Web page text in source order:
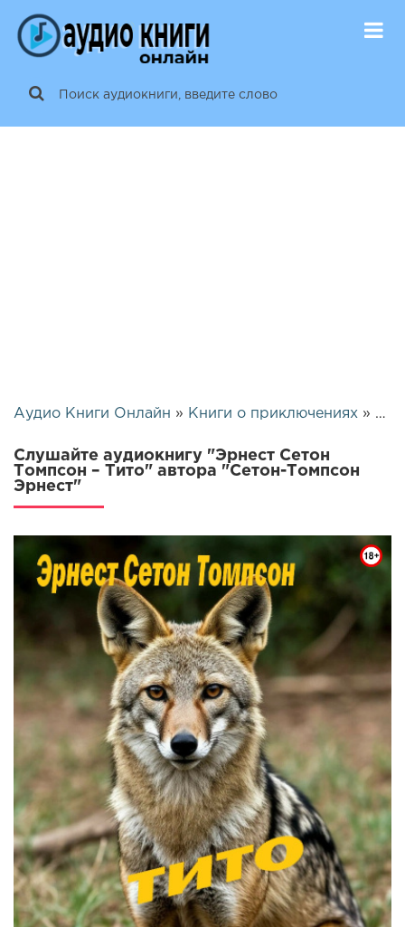
Аудио Книги Онлайн » Книги о приключениях » Эрнест Сетон Томпсон – Тито | 26128
Слушайте аудиокнигу "Эрнест Сетон
Томпсон – Тито" автора "Сетон-Томпсон
Эрнест"